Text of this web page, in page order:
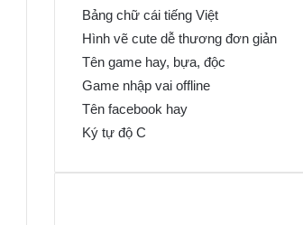
Bảng chữ cái tiếng Việt
Hình vẽ cute dễ thương đơn giản
Tên game hay, bựa, độc
Game nhập vai offline
Tên facebook hay
Ký tự độ C